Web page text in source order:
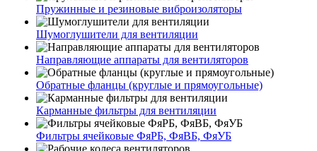
Пружинные и резиновые виброизоляторы
Шумоглушители для вентиляции
Направляющие аппараты для вентиляторов
Обратные фланцы (круглые и прямоугольные)
Карманные фильтры для вентиляции
Фильтры ячейковые ФяРБ, ФяВБ, ФяУБ